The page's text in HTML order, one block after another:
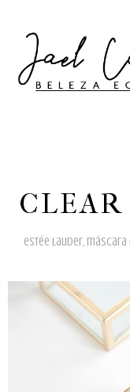
estée lauder,